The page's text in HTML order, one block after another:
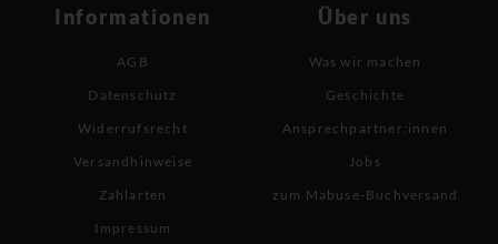
Informationen
AGB
Datenschutz
Widerrufsrecht
Versandhinweise
Zahlarten
Impressum
Über uns
Was wir machen
Geschichte
Ansprechpartner:innen
Jobs
zum Mabuse-Buchversand